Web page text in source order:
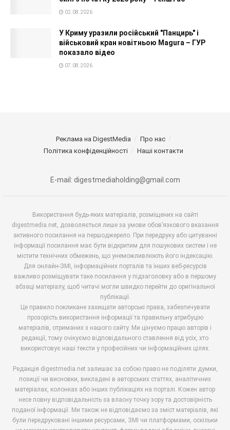
02.08.2026
У Криму уразили російський "Панцирь" і
військовий кран новітньою Magura – ГУР
показало відео
07.08.2026
Реклама на DigestMedia
Про нас
Політика конфіденційності
Наші контакти
E-mail: digestmediaholding@gmail.com
Використання будь-яких матеріалів, розміщених на сайті
digestmedia.net, дозволяється лише за умови обов’язкового вказання
активного посилання на першоджерело. При передруку або цитуванні
інформації посилання має бути відкритим для пошукових систем і не
містити технічних обмежень, що унеможливлюють його індексацію.
Для онлайн-ЗМІ, інформаційних порталів та інших веб-ресурсів
важливо розміщувати таке посилання у підзаголовку або в першому
абзаці матеріалу, щоб читачі могли швидко перейти до оригінальної
публікації.
Це правило покликане захищати авторські права, забезпечувати
прозорість використання інформації та правильну атрибуцію
матеріалів, отриманих з нашого сайту. Ми цінуємо працю авторів і
редакції, тому очікуємо відповідального ставлення від усіх, хто
використовує наші тексти у професійних чи інформаційних цілях.
Редакція digestmedia.net залишає за собою право не поділяти думки,
позиції чи висновки, викладені в авторських статтях, аналітичних
матеріалах, колонках або інших публікаціях на порталі. Кожен автор
несе повну відповідальність за власну точку зору та достовірність
поданої інформації. Ми також не відповідаємо за зміст матеріалів, які
були передруковані іншими ресурсами, ЗМІ чи платформами, оскільки